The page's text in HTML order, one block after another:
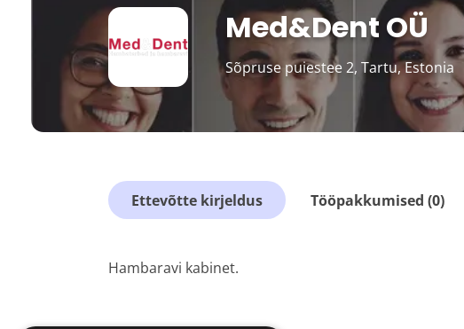
Med&Dent OÜ
Sõpruse puiestee 2, Tartu, Estonia
Ettevõtte kirjeldus Tööpakkumised (0)
Hambaravi kabinet.